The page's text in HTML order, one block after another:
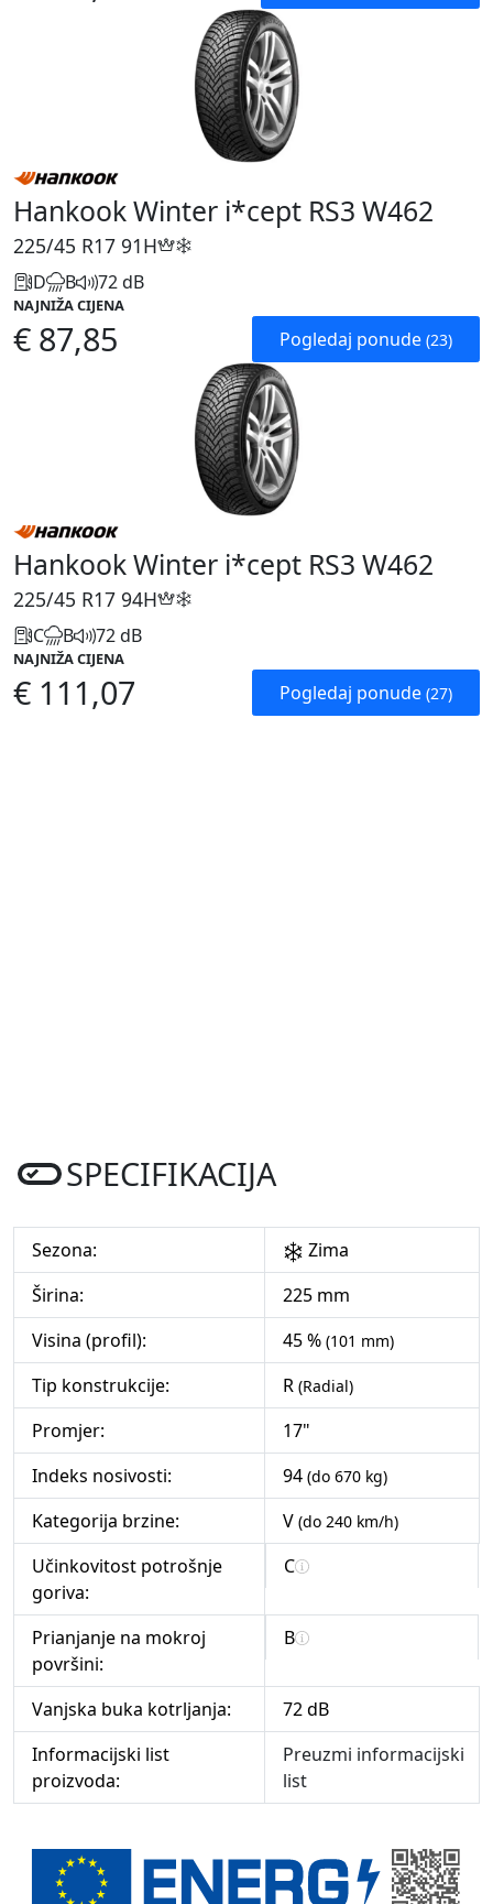
Hankook Winter i*cept RS3 W462
225/45 R17 91H
D B 72 dB
NAJNIŽA CIJENA
€ 87,85 Pogledaj ponude (23)
Hankook Winter i*cept RS3 W462
225/45 R17 94H
C B 72 dB
NAJNIŽA CIJENA
€ 111,07 Pogledaj ponude (27)
SPECIFIKACIJA
Sezona:
Zima
Širina:
225 mm
Visina (profil):
45 % (101 mm)
Tip konstrukcije: R (Radial)
Promjer:
17"
Indeks nosivosti:
94 (do 670 kg)
Kategorija brzine: V (do 240 km/h)
Učinkovitost potrošnje
goriva:
C
Prianjanje na mokroj
površini:
B
Vanjska buka kotrljanja:
72 dB
Informacijski list
proizvoda:
Preuzmi informacijski
list